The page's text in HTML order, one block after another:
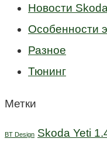
Новости Skoda
Особенности
Разное
Тюнинг
Метки
BT Design Skoda Yeti